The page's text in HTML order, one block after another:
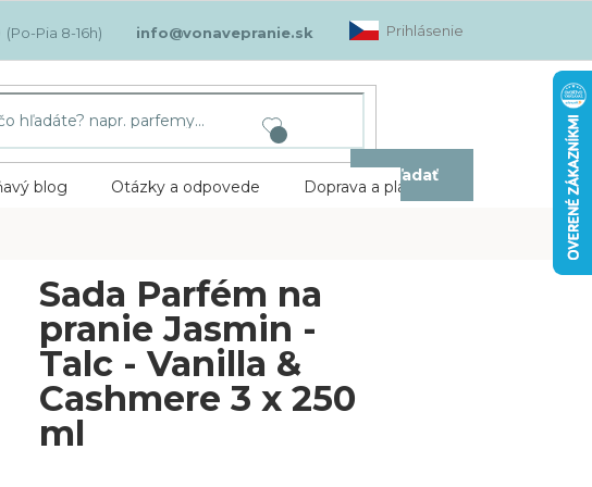
info@vonavepranie.sk Prihlásenie
Hľadať
blog Otázky a odpovede Doprava a platba
Sada Parfém na
pranie Jasmin -
Talc - Vanilla &
Cashmere 3 x 250
ml